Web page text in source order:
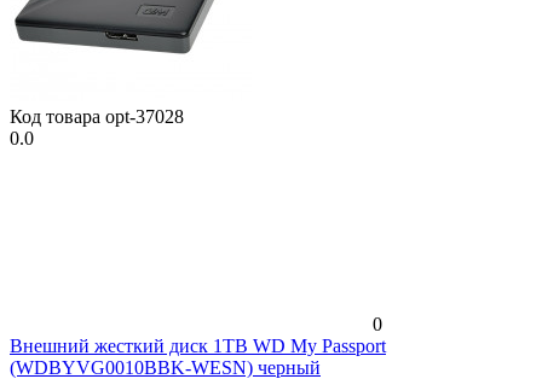
Код товара opt-37028
0.0
0
Внешний жесткий диск 1TB WD My Passport
(WDBYVG0010BBK-WESN) черный